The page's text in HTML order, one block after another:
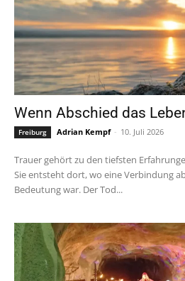
Wenn Abschied das
Freiburg Adrian Kempf - 10. Juli 2026
Trauer gehört zu den tiefsten
Sie entsteht dort, wo eine Verbindung
Bedeutung war. Der Tod...